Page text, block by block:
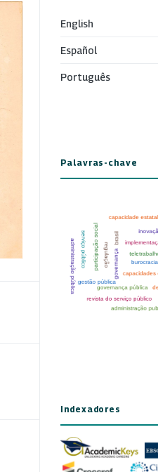
English
Español
Português
Palavras-chave
Indexadores